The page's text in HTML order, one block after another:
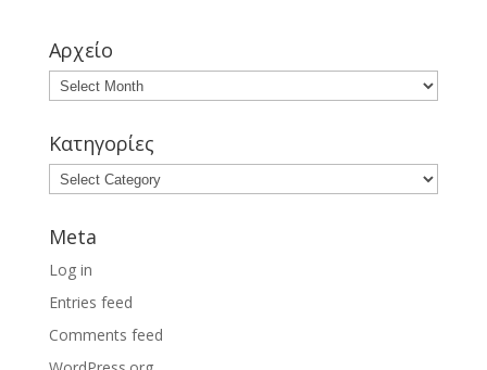
Αρχείο
Κατηγορίες
Meta
Log in
Entries feed
Comments feed